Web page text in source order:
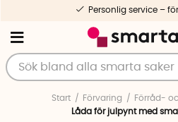
Personlig service –
Start Förvaring
Förråd-
Låda för julpynt med